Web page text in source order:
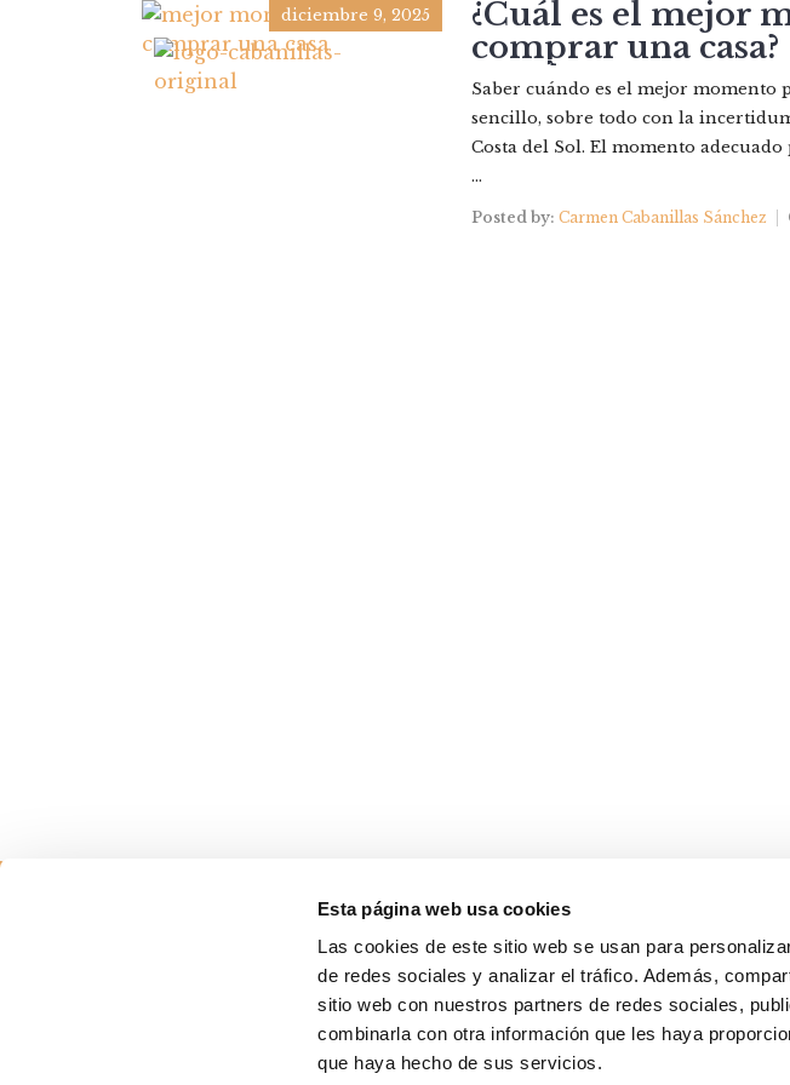
Esta página web usa cookies
Las cookies de este sitio web se usan para
de redes sociales y analizar el tráfico. Además,
sitio web con nuestros partners de redes sociales,
combinarla con otra información que les haya
que haya hecho de sus servicios.
PROPIEDADES
diciembre 9, 2025
¿Cuál es el mejor
comprar una casa?
Saber cuándo es el mejor momento
sencillo, sobre todo con la
Costa del Sol. El momento
...
Posted by: Carmen Cabanillas Sánchez
Avda. España 90,
Política